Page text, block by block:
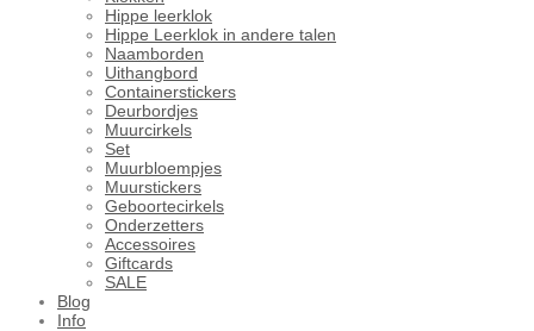
Hippe leerklok
Hippe Leerklok in andere talen
Naamborden
Uithangbord
Containerstickers
Deurbordjes
Muurcirkels
Set
Muurbloempjes
Muurstickers
Geboortecirkels
Onderzetters
Accessoires
Giftcards
SALE
Blog
Info